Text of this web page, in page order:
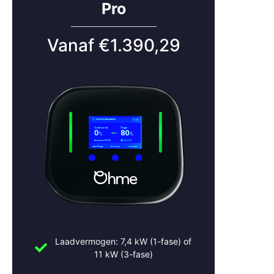
Snelle service bij storingen of technische problemen
Laadpaal Werkhoven laten
installeren? Neem contact
Wil jij zorgeloos elektrisch laden in Werkhoven? Vraag
vandaag nog een vrijblijvende offerte aan of neem
Slimme Opladers – jouw specialist voor laadoplossingen
in Werkhoven en omgeving.
Pro
Vanaf €1.390,29
Laadvermogen: 7,4 kW (1-fase) of
11 kW (3-fase)